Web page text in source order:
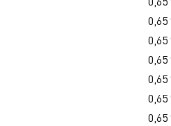
0,65
0,65
0,65
0,65
0,65
0,65